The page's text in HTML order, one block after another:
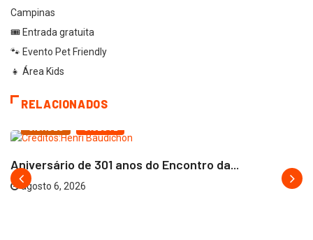
Campinas
🎟️ Entrada gratuita
🐾 Evento Pet Friendly
👧 Área Kids
RELACIONADOS
CIDADES CIOESTE
Aniversário de 301 anos do Encontro da...
agosto 6, 2026